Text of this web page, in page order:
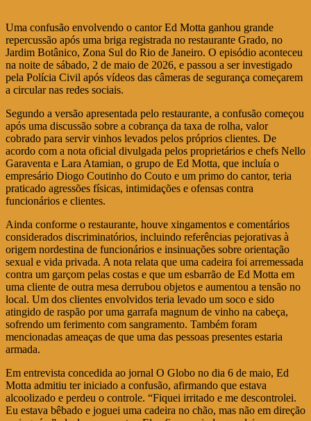
Uma confusão envolvendo o cantor Ed Motta ganhou grande
repercussão após uma briga registrada no restaurante Grado, no
Jardim Botânico, Zona Sul do Rio de Janeiro. O episódio aconteceu
na noite de sábado, 2 de maio de 2026, e passou a ser investigado
pela Polícia Civil após vídeos das câmeras de segurança começarem
a circular nas redes sociais.
Segundo a versão apresentada pelo restaurante, a confusão começou
após uma discussão sobre a cobrança da taxa de rolha, valor
cobrado para servir vinhos levados pelos próprios clientes. De
acordo com a nota oficial divulgada pelos proprietários e chefs Nello
Garaventa e Lara Atamian, o grupo de Ed Motta, que incluía o
empresário Diogo Coutinho do Couto e um primo do cantor, teria
praticado agressões físicas, intimidações e ofensas contra
funcionários e clientes.
Ainda conforme o restaurante, houve xingamentos e comentários
considerados discriminatórios, incluindo referências pejorativas à
origem nordestina de funcionários e insinuações sobre orientação
sexual e vida privada. A nota relata que uma cadeira foi arremessada
contra um garçom pelas costas e que um esbarrão de Ed Motta em
uma cliente de outra mesa derrubou objetos e aumentou a tensão no
local. Um dos clientes envolvidos teria levado um soco e sido
atingido de raspão por uma garrafa magnum de vinho na cabeça,
sofrendo um ferimento com sangramento. Também foram
mencionadas ameaças de que uma das pessoas presentes estaria
armada.
Em entrevista concedida ao jornal O Globo no dia 6 de maio, Ed
Motta admitiu ter iniciado a confusão, afirmando que estava
alcoolizado e perdeu o controle. “Fiquei irritado e me descontrolei.
Eu estava bêbado e joguei uma cadeira no chão, mas não em direção